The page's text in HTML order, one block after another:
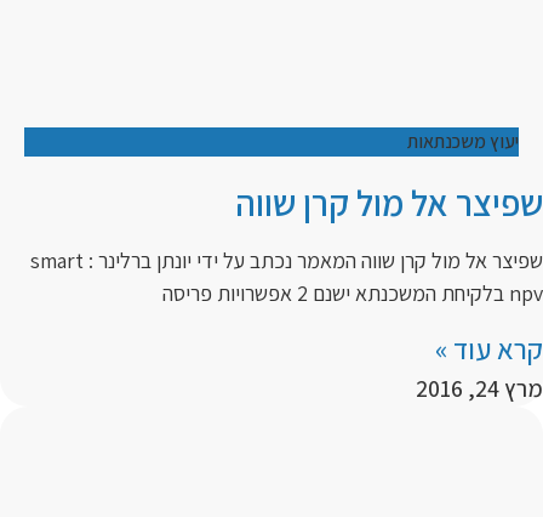
יעוץ משכנתאות
שפיצר אל מול קרן שווה
שפיצר אל מול קרן שווה המאמר נכתב על ידי יונתן ברלינר : smart
npv בלקיחת המשכנתא ישנם 2 אפשרויות פריסה
קרא עוד »
מרץ 24, 2016